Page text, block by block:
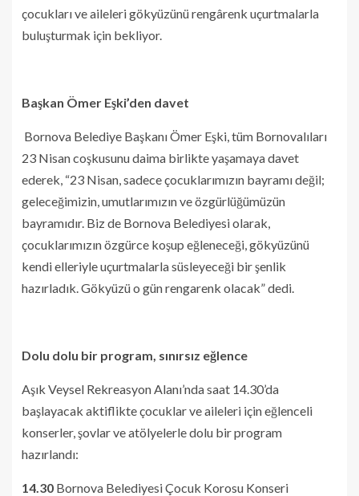
çocukları ve aileleri gökyüzünü rengârenk uçurtmalarla
buluşturmak için bekliyor.
Başkan Ömer Eşki’den davet
Bornova Belediye Başkanı Ömer Eşki, tüm Bornovalıları
23 Nisan coşkusunu daima birlikte yaşamaya davet
ederek, “23 Nisan, sadece çocuklarımızın bayramı değil;
geleceğimizin, umutlarımızın ve özgürlüğümüzün
bayramıdır. Biz de Bornova Belediyesi olarak,
çocuklarımızın özgürce koşup eğleneceği, gökyüzünü
kendi elleriyle uçurtmalarla süsleyeceği bir şenlik
hazırladık. Gökyüzü o gün rengarenk olacak” dedi.
Dolu dolu bir program, sınırsız eğlence
Aşık Veysel Rekreasyon Alanı’nda saat 14.30’da
başlayacak aktiflikte çocuklar ve aileleri için eğlenceli
konserler, şovlar ve atölyelerle dolu bir program
hazırlandı:
14.30 Bornova Belediyesi Çocuk Korosu Konseri